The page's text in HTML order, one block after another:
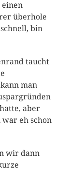
einen
überhole
bin
taucht
man
aber
eh schon
wir dann